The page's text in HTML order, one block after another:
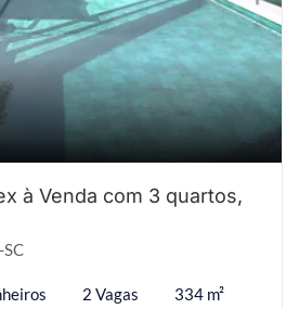
à Venda com 3 quartos,
2 Vagas 334 m²